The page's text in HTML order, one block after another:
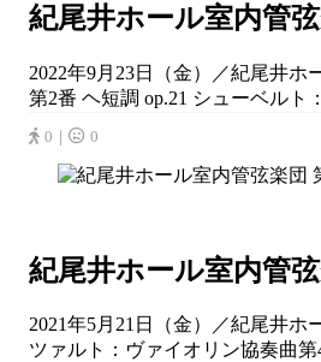
紀尾井ホール室内管
2022年9月23日（金）／紀尾井
第2番 ヘ短調 op.21 シューベルト
0｜ 0
紀尾井ホール室内管
2021年5月21日（金）／紀尾井
ツァルト：ヴァイオリン協奏曲